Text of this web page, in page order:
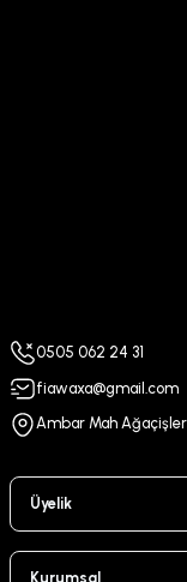
0505 062 24 31
fiawaxa@gmail.com
Ambar Mah
Üyelik
Kurumsal